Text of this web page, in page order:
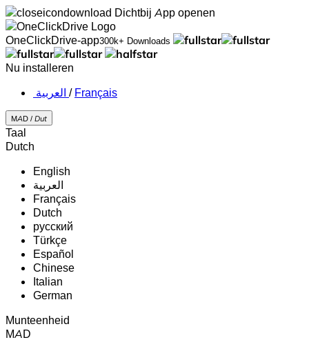
Dichtbij App openen
OneClickDrive-app300k+ Downloads
Nu installeren
‏العربية ‏ / Français
MAD / Dut
Taal
Dutch
English
‏العربية‏
Français
Dutch
русский
Türkçe
Español
Chinese
Italian
German
Munteenheid
MAD